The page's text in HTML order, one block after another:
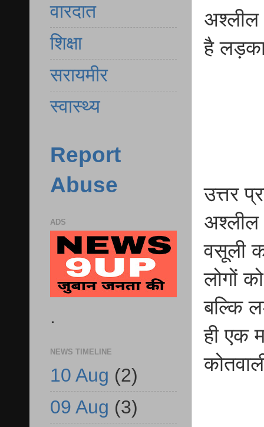
अश्लील
है
उत्तर
अश्लील
वसूली
लोगों
बल्कि
ही एक
वारदात
शिक्षा
सरायमीर
स्वास्थ्य
Report
Abuse
ADS
.
NEWS TIMELINE
10 Aug (2)
09 Aug (3)